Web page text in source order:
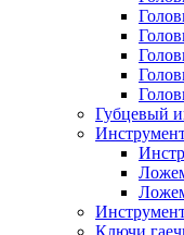
Губцевый
Ключи